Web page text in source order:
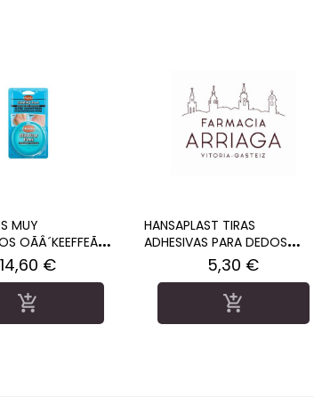
MUY
OÃÂ´KEEFFEÃÂ
FEET 96 G
Precio
14,60 €

HANSAPLAST TIRAS
ADHESIVAS PARA DEDOS
APOSITO AD 16 U
Precio
5,30 €
